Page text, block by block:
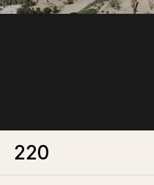
220